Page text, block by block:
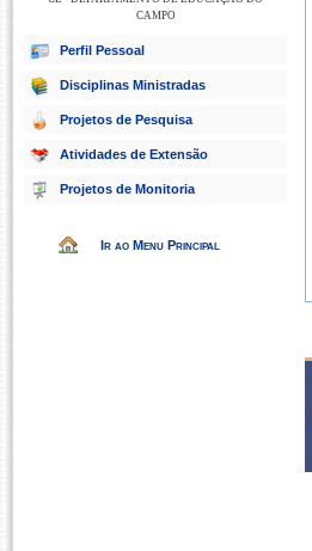
CAMPO
Perfil Pessoal
Disciplinas Ministradas
Projetos de Pesquisa
Atividades de Extensão
Projetos de Monitoria
Ir ao Menu Principal